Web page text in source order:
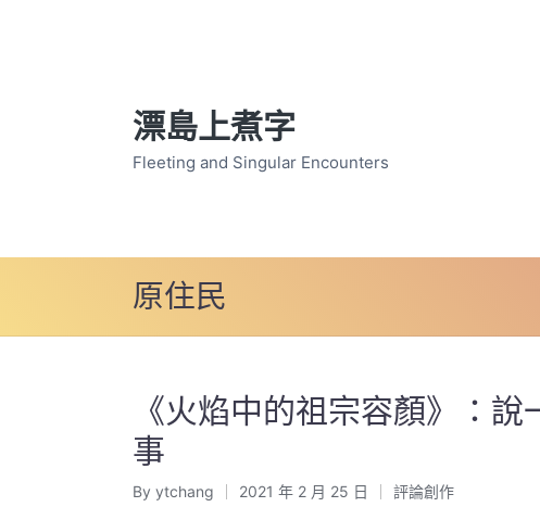
漂島上煮字
Fleeting and Singular Encounters
原住民
《火焰中的祖宗容顏》：
事
Posted
By ytchang 2021 年 2 月 25 日
Posted
評論創作